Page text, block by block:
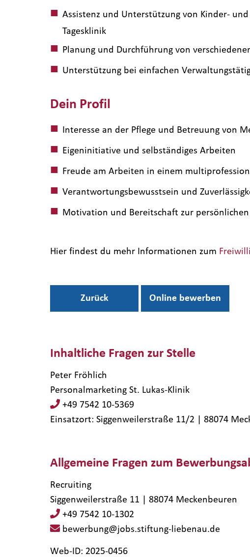
Assistenz und Unterstützung von Kinder-
Tagesklinik
Planung und Durchführung von
Unterstützung bei einfachen
Dein Profil
Interesse an der Pflege und Betreuung von
Eigeninitiative und selbständiges Arbeiten
Freude am Arbeiten in einem
Verantwortungsbewusstsein und
Motivation und Bereitschaft zur
Hier findest du mehr Informationen zum
Inhaltliche Fragen zur Stelle
Peter Fröhlich
Personalmarketing St. Lukas-Klinik
+49 7542 10-5369
Einsatzort: Siggenweilerstraße 11/2 | 88074​
Allgemeine Fragen zum
Recruiting
Siggenweilerstraße 11 | 88074 Meckenbeuren
+49 7542 10-1302
bewerbung@jobs.stiftung-liebenau.de
Web-ID: 2025-0456
Zurück Online bewerben